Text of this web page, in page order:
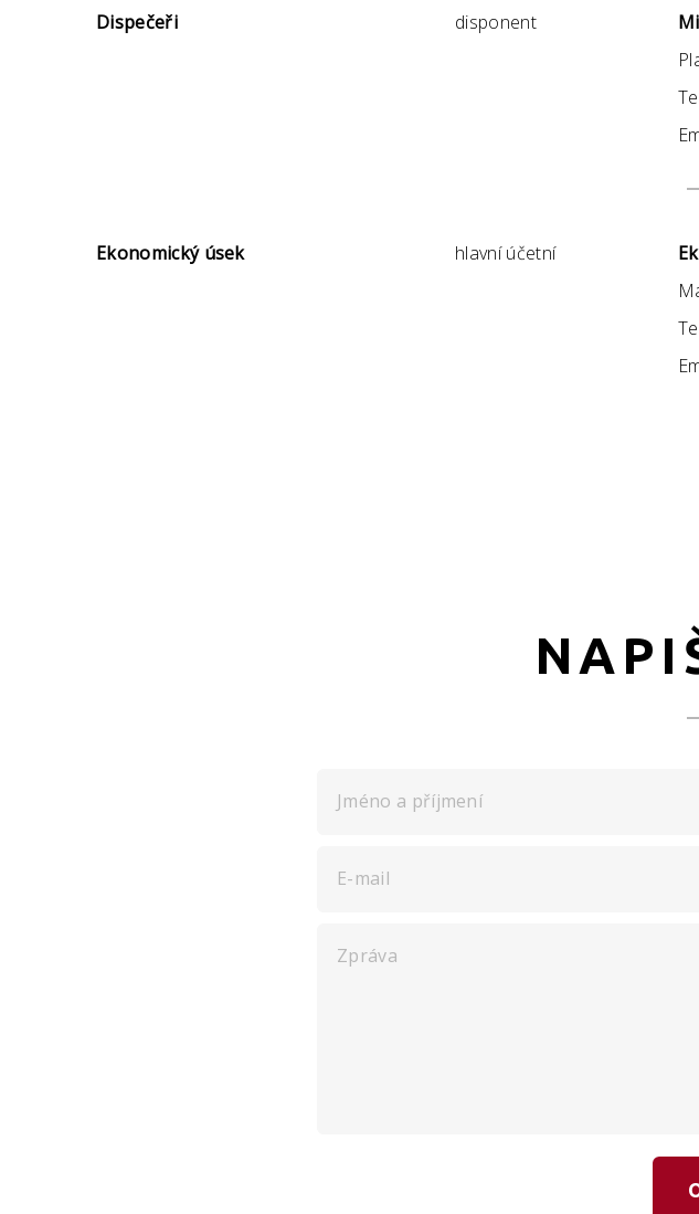
Dispečeři disponent
Ekonomický úsek hlavní účetní
Jméno a příjmení
E-mail
Zpráva